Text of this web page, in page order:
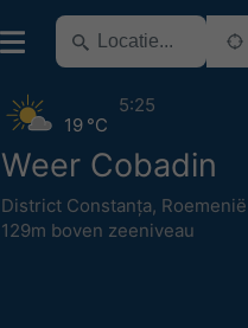
Weer Cobadin
District Constanța, Roemenië
129m boven zeeniveau
19 °C
5:25